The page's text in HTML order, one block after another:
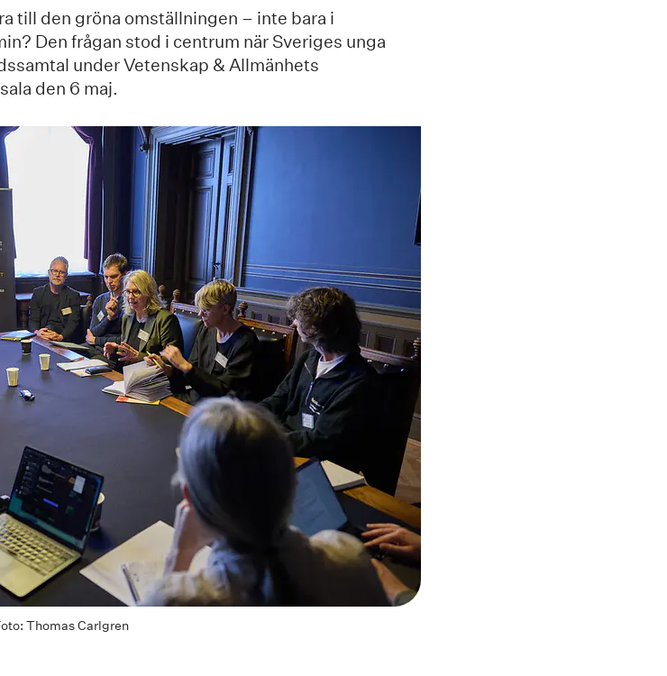
till den gröna omställningen – inte bara i
Den frågan stod i centrum när Sveriges unga
under Vetenskap & Allmänhets
den 6 maj.
Thomas Carlgren